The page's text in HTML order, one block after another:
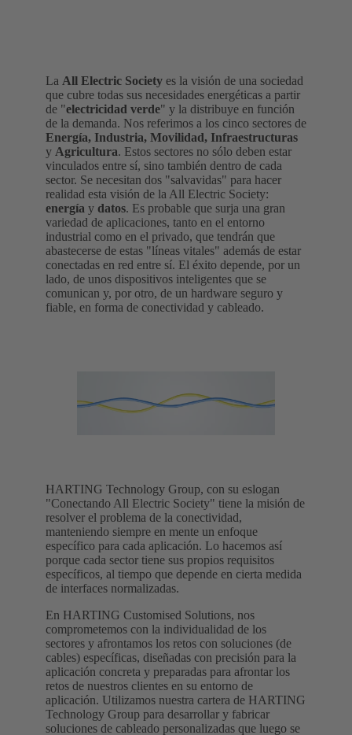
La All Electric Society es la visión de una sociedad
que cubre todas sus necesidades energéticas a partir
de "electricidad verde" y la distribuye en función
de la demanda. Nos referimos a los cinco sectores de
Energía, Industria, Movilidad, Infraestructuras
y Agricultura. Estos sectores no sólo deben estar
vinculados entre sí, sino también dentro de cada
sector. Se necesitan dos "salvavidas" para hacer
realidad esta visión de la All Electric Society:
energía y datos. Es probable que surja una gran
variedad de aplicaciones, tanto en el entorno
industrial como en el privado, que tendrán que
abastecerse de estas "líneas vitales" además de estar
conectadas en red entre sí. El éxito depende, por un
lado, de unos dispositivos inteligentes que se
comunican y, por otro, de un hardware seguro y
fiable, en forma de conectividad y cableado.
HARTING Technology Group, con su eslogan
"Conectando All Electric Society" tiene la misión de
resolver el problema de la conectividad,
manteniendo siempre en mente un enfoque
específico para cada aplicación. Lo hacemos así
porque cada sector tiene sus propios requisitos
específicos, al tiempo que depende en cierta medida
de interfaces normalizadas.
En HARTING Customised Solutions, nos
comprometemos con la individualidad de los
sectores y afrontamos los retos con soluciones (de
cables) específicas, diseñadas con precisión para la
aplicación concreta y preparadas para afrontar los
retos de nuestros clientes en su entorno de
aplicación. Utilizamos nuestra cartera de HARTING
Technology Group para desarrollar y fabricar
soluciones de cableado personalizadas que luego se